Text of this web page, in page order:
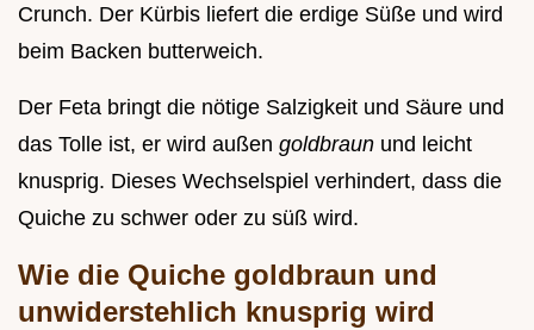
Crunch. Der Kürbis liefert die erdige Süße und wird
beim Backen butterweich.
Der Feta bringt die nötige Salzigkeit und Säure und
das Tolle ist, er wird außen goldbraun und leicht
knusprig. Dieses Wechselspiel verhindert, dass die
Quiche zu schwer oder zu süß wird.
Wie die Quiche goldbraun und
unwiderstehlich knusprig wird